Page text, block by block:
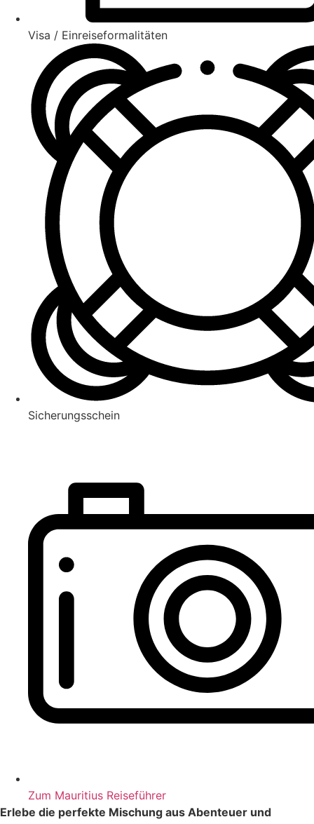
Visa / Einreiseformalitäten
Sicherungsschein
Zum Mauritius Reiseführer
Erlebe die perfekte Mischung aus Abenteuer und